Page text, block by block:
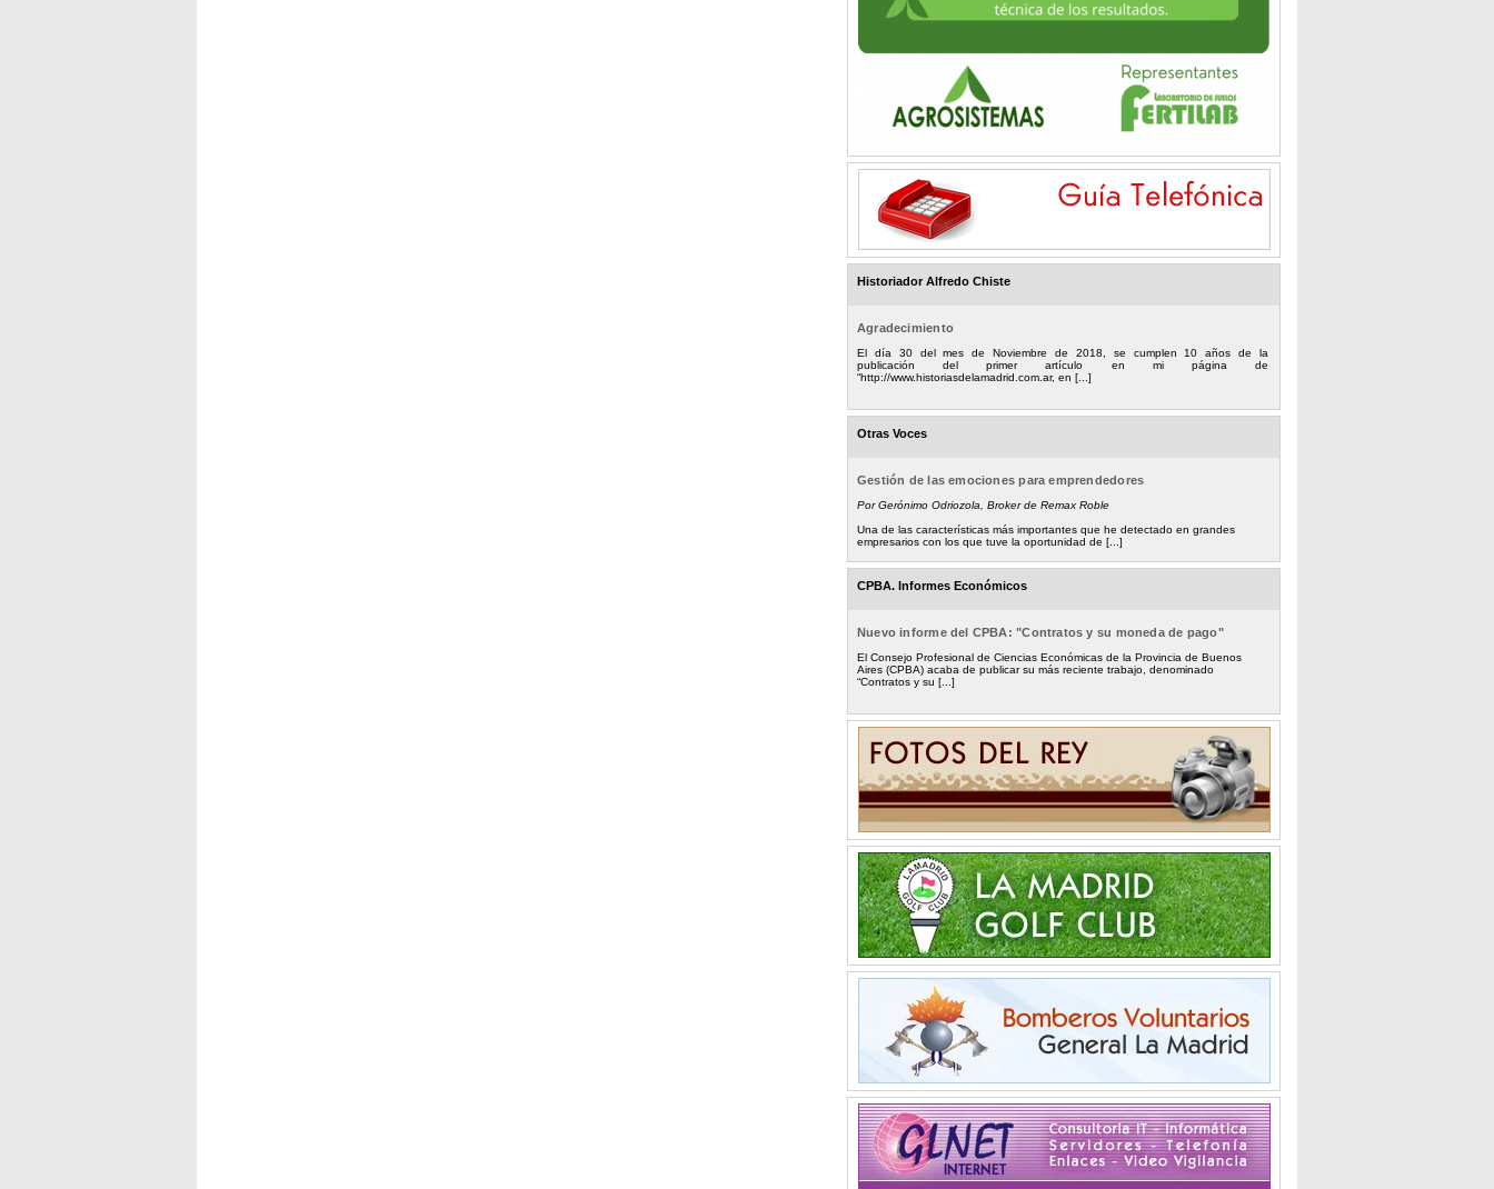
Historiador Alfredo Chiste
Agradecimiento
El día 30 del mes de Noviembre de 2018, se cumplen 10 años de la
publicación del primer artículo en mi página de
“http://www.historiasdelamadrid.com.ar, en [...]
Otras Voces
Gestión de las emociones para emprendedores
Por Gerónimo Odriozola, Broker de Remax Roble
Una de las características más importantes que he detectado en grandes
empresarios con los que tuve la oportunidad de [...]
CPBA. Informes Económicos
Nuevo informe del CPBA: "Contratos y su moneda de pago"
El Consejo Profesional de Ciencias Económicas de la Provincia de Buenos
Aires (CPBA) acaba de publicar su más reciente trabajo, denominado
“Contratos y su [...]